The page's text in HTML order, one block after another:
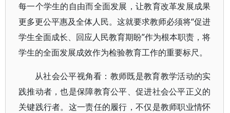
每一个学生的自由而全面发展，让教育改革发展成果
更多更公平惠及全体人民。这就要求教师必须将“促进
学生全面成长、回应人民教育期盼”作为根本职责，将
学生的全面发展成效作为检验教育工作的重要标尺。
从社会公平视角看：教师既是教育教学活动的实
践推动者，也是保障教育公平、促进社会公平正义的
关键践行者。这一责任的履行，不仅是教师职业情怀